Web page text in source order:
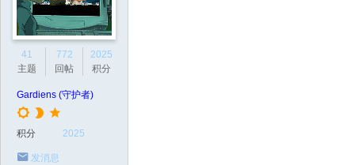
41
主题
772
回帖
2025
积分
Gardiens (守护者)
积分 2025
发消息